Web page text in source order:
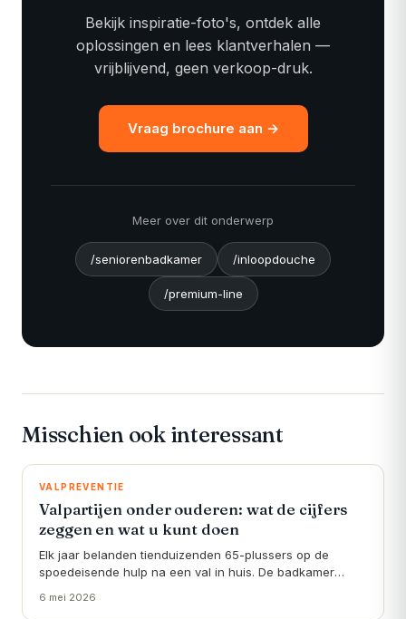
Bekijk inspiratie-foto's, ontdek alle
oplossingen en lees klantverhalen —
vrijblijvend, geen verkoop-druk.
Vraag brochure aan →
Meer over dit onderwerp
/seniorenbadkamer /inloopdouche
/premium-line
Misschien ook interessant
VALPREVENTIE
Valpartijen onder ouderen: wat de cijfers
zeggen en wat u kunt doen
Elk jaar belanden tienduizenden 65-plussers op de
spoedeisende hulp na een val in huis. De badkamer
6 mei 2026